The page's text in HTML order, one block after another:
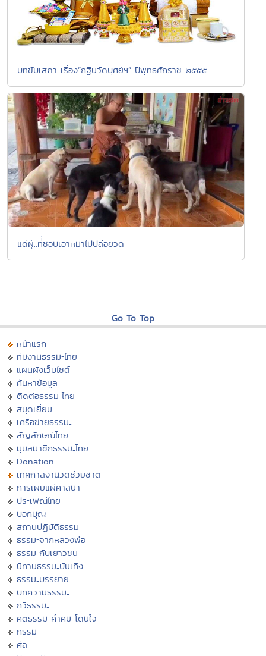
บทขับเสภา เรื่อง”กฐินวัดบุศย์ฯ” ปีพุทธศักราช ๒๕๕๕
แด่ผู้..ที่่ชอบเอาหมาไปปล่อยวัด
Go To Top
หน้าแรก
ทีมงานธรรมะไทย
แผนผังเว็บไซต์
ค้นหาข้อมูล
ติดต่อธรรมะไทย
สมุดเยี่ยม
เครือข่ายธรรมะ
สัญลักษณ์ไทย
มุมสมาชิกธรรมะไทย
Donation
เทศกาลงานวัดช่วยชาติ
การเผยแผ่ศาสนา
ประเพณีไทย
บอกบุญ
สถานปฏิบัติธรรม
ธรรมะจากหลวงพ่อ
ธรรมะกับเยาวชน
นิทานธรรมะบันเทิง
ธรรมะบรรยาย
บทความธรรมะ
กวีธรรมะ
คติธรรม คำคม โดนใจ
กรรม
ศีล